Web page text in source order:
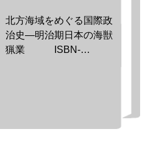
北方海域をめぐる国際政
治史―明治期日本の海獣
猟業 ISBN-